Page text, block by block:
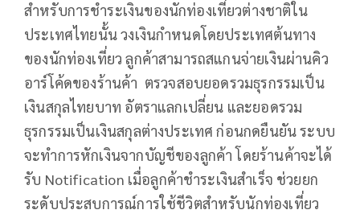
สำหรับการชำระเงินของนักท่องเที่ยวต่างชาติใน
ประเทศไทยนั้น วงเงินกำหนดโดยประเทศต้นทาง
ของนักท่องเที่ยว ลูกค้าสามารถสแกนจ่ายเงินผ่านคิว
อาร์โค้ดของร้านค้า ตรวจสอบยอดรวมธุรกรรมเป็น
เงินสกุลไทยบาท อัตราแลกเปลี่ยน และยอดรวม
ธุรกรรมเป็นเงินสกุลต่างประเทศ ก่อนกดยืนยัน ระบบ
จะทำการหักเงินจากบัญชีของลูกค้า โดยร้านค้าจะได้
รับ Notification เมื่อลูกค้าชำระเงินสำเร็จ ช่วยยก
ระดับประสบการณ์การใช้ชีวิตสำหรับนักท่องเที่ยว